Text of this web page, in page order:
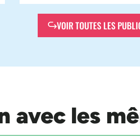
VOIR TOUTES LES
avec les